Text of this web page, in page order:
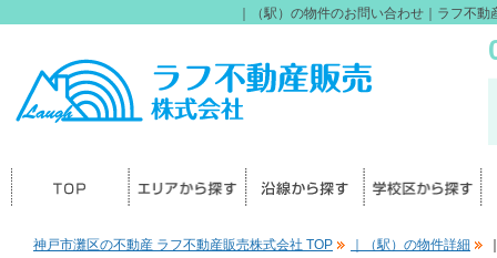
｜（駅）の物件のお問い合わせ｜ラフ不
神戸市灘区の不動産 ラフ不動産販売株式会社 TOP ｜（駅）の物件詳細